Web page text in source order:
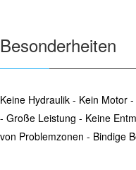
Besonderheiten
Keine Hydraulik - Kein Motor
- Große Leistung - Keine
von Problemzonen - Bindige